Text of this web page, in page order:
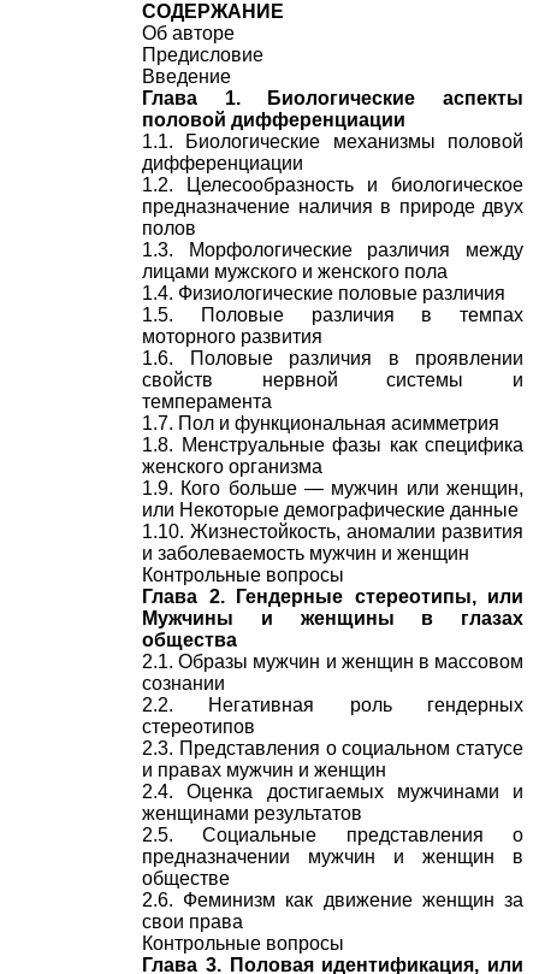
СОДЕРЖАНИЕ
Об авторе
Предисловие
Введение
Глава 1. Биологические аспекты
половой дифференциации
1.1. Биологические механизмы половой
дифференциации
1.2. Целесообразность и биологическое
предназначение наличия в природе двух
полов
1.3. Морфологические различия между
лицами мужского и женского пола
1.4. Физиологические половые различия
1.5. Половые различия в темпах
моторного развития
1.6. Половые различия в проявлении
свойств нервной системы и
темперамента
1.7. Пол и функциональная асимметрия
1.8. Менструальные фазы как специфика
женского организма
1.9. Кого больше — мужчин или женщин,
или Некоторые демографические данные
1.10. Жизнестойкость, аномалии развития
и заболеваемость мужчин и женщин
Контрольные вопросы
Глава 2. Гендерные стереотипы, или
Мужчины и женщины в глазах
общества
2.1. Образы мужчин и женщин в массовом
сознании
2.2. Негативная роль гендерных
стереотипов
2.3. Представления о социальном статусе
и правах мужчин и женщин
2.4. Оценка достигаемых мужчинами и
женщинами результатов
2.5. Социальные представления о
предназначении мужчин и женщин в
обществе
2.6. Феминизм как движение женщин за
свои права
Контрольные вопросы
Глава 3. Половая идентификация, или